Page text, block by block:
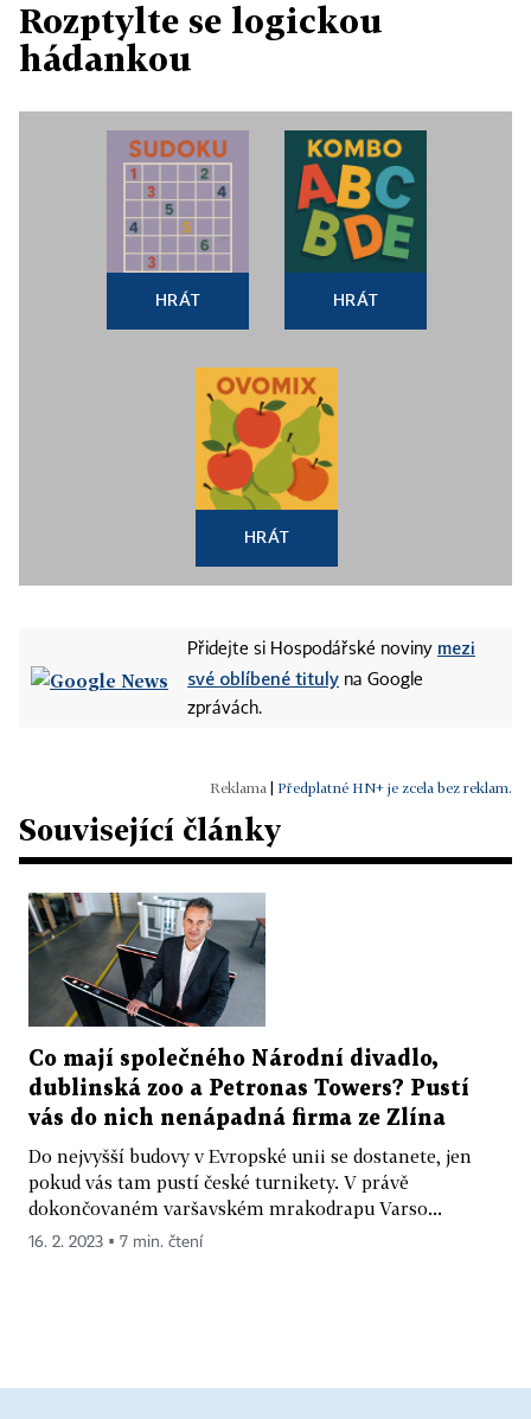
Rozptylte se logickou
hádankou
HRÁT HRÁT
HRÁT
Přidejte si Hospodářské noviny mezi
své oblíbené tituly na Google
zprávách.
Předplatné HN+ je zcela bez reklam.
Související články
Co mají společného Národní divadlo,
dublinská zoo a Petronas Towers? Pustí
vás do nich nenápadná firma ze Zlína
Do nejvyšší budovy v Evropské unii se dostanete, jen
pokud vás tam pustí české turnikety. V právě
dokončovaném varšavském mrakodrapu Varso...
16. 2. 2023 ▪ 7 min. čtení